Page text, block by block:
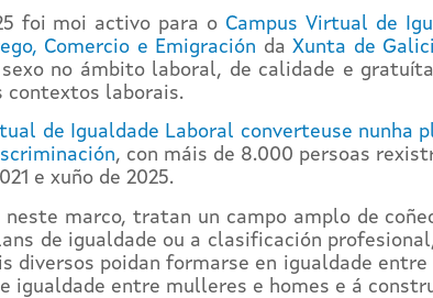
foi moi activo para o Campus Virtual de
Comercio e Emigración daXunta de
no ámbito laboral, de calidade e
contextos laborais.
de Igualdade Laboral converteuse
, con máis de 8.000 persoas
e xuño de 2025.
marco, tratan un campo amplo de
de igualdade ou a clasificación
diversos poidan formarse en igualdade
igualdade entre mulleres e homes e á